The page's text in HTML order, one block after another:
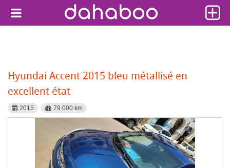
Hyundai Accent 2015 bleu métallisé en
excellent état
2015 79 000 km